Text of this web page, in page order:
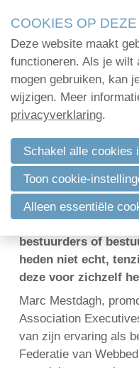
links
Jump
to
navigation
Jump
main
content
Do’s en don’ts
charter gegoten
2 september 2013 om
Wat wordt eigenlijk
van
Een welomlijnde
bestuurders of
heden niet echt,
deze voor zichzelf
Marc Mestdagh,
Association
van zijn ervaring als
Federatie van
COOKIES OP
Deze website maakt
functioneren. Als je wilt
mogen gebruiken, kan
wijzigen. Meer
privacyverklaring.
Schakel alle cookies
Toon cookie-
Alleen essentiële